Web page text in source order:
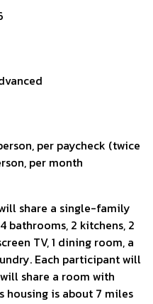
per paycheck (twice
per month
share a single-family
bathrooms, 2 kitchens, 2
TV, 1 dining room, a
Each participant will
share a room with
housing is about 7 miles